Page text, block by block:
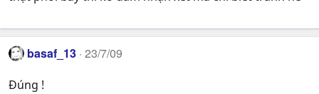
basaf_13 23/7/09
Đúng !